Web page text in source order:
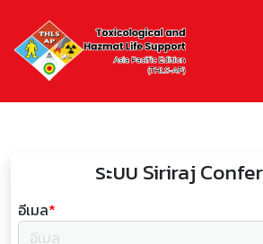
ระบบ Siriraj
อีเมล*